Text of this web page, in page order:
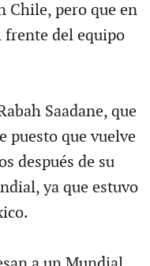
Chile, pero que en
frente del equipo
Saadane, que
puesto que vuelve
después de su
ya que estuvo